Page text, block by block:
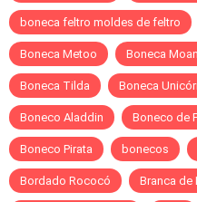
boneca feltro moldes de feltro
Boneca Metoo Boneca
Boneca Tilda Boneca
Boneco Aladdin Boneco de
Boneco Pirata bonecos
Bordado Rococó Branca de